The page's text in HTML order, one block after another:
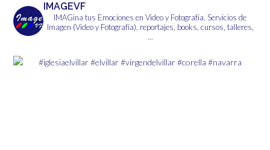
IMAGEVF
IMAGina tus Emociones en Video y Fotografía. Servicios de
Imagen (Video y Fotografía), reportajes, books, cursos, talleres,
...